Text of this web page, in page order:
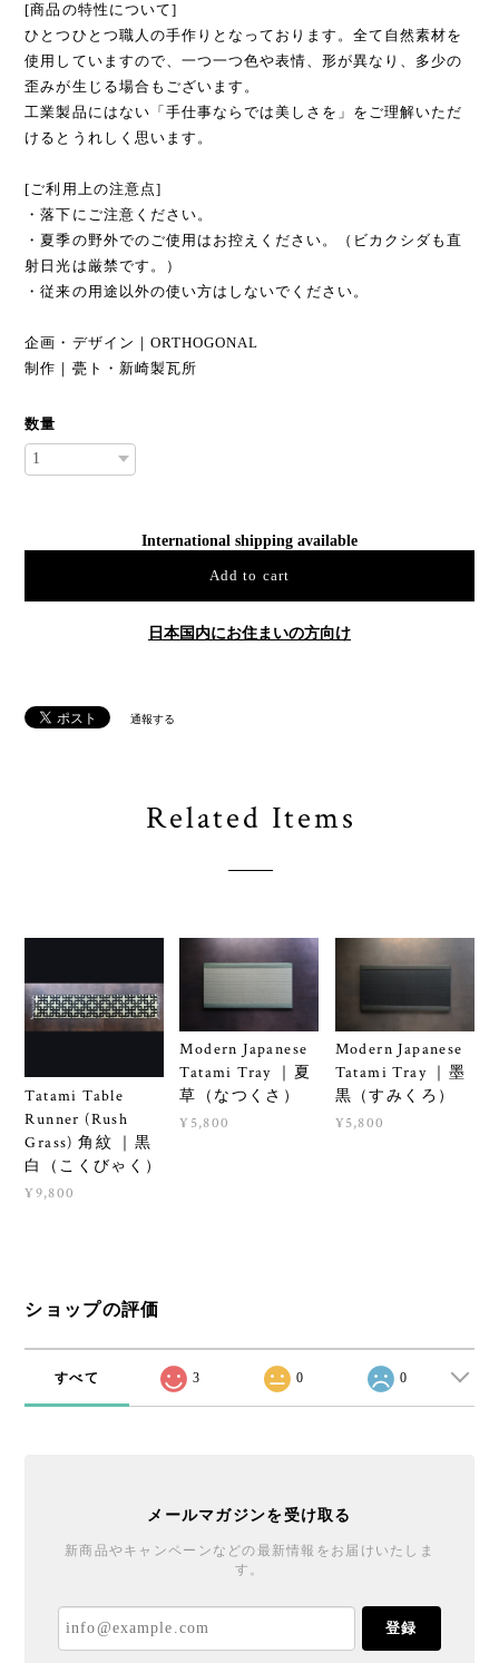
[商品の特性について]
ひとつひとつ職人の手作りとなっております。全て自然素材を
使用していますので、一つ一つ色や表情、形が異なり、多少の
歪みが生じる場合もございます。
工業製品にはない「手仕事ならでは美しさを」をご理解いただ
けるとうれしく思います。
[ご利用上の注意点]
・落下にご注意ください。
・夏季の野外でのご使用はお控えください。（ビカクシダも直
射日光は厳禁です。）
・従来の用途以外の使い方はしないでください。
企画・デザイン｜ORTHOGONAL
制作｜甍ト・新崎製瓦所
数量
International shipping available
Add to cart
日本国内にお住まいの方向け
通報する
Related Items
Tatami Table
Runner (Rush
Grass) 角紋 ｜黒
白（こくびゃく）
¥9,800
Modern Japanese
Tatami Tray ｜夏
草（なつくさ）
¥5,800
Modern Japanese
Tatami Tray ｜墨
黒（すみくろ）
¥5,800
ショップの評価
すべて 3 0 0
メールマガジンを受け取る
新商品やキャンペーンなどの最新情報をお届けいたしま
す。
登録